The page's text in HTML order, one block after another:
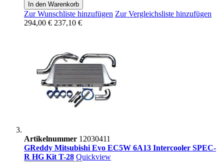
In den Warenkorb
Zur Wunschliste hinzufügen Zur Vergleichsliste hinzufügen
294,00 € 237,10 €
Artikelnummer 12030411
GReddy Mitsubishi Evo EC5W 6A13 Intercooler SPEC-
R HG Kit T-28 Quickview